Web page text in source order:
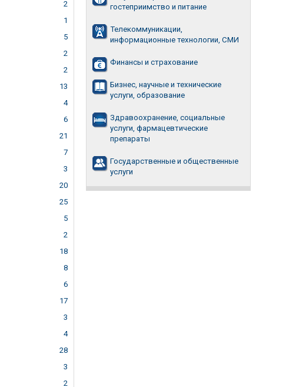
2
1
5
2
2
13
4
6
21
7
3
20
25
5
2
18
8
6
17
3
4
28
3
2
гостеприимство и питание
Телекоммуникации,
информационные технологии, СМИ
Финансы и страхование
Бизнес, научные и технические
услуги, образование
Здравоохранение, социальные
услуги, фармацевтические
препараты
Государственные и общественные
услуги